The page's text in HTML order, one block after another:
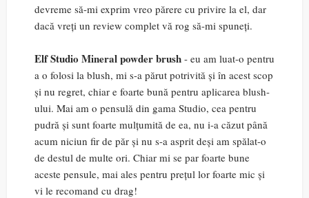
devreme să-mi exprim vreo părere cu privire la el, dar
dacă vreți un review complet vă rog să-mi spuneți.
Elf Studio Mineral powder brush - eu am luat-o pentru
a o folosi la blush, mi s-a părut potrivită și în acest scop
și nu regret, chiar e foarte bună pentru aplicarea blush-
ului. Mai am o pensulă din gama Studio, cea pentru
pudră și sunt foarte mulțumită de ea, nu i-a căzut până
acum niciun fir de păr și nu s-a asprit deși am spălat-o
de destul de multe ori. Chiar mi se par foarte bune
aceste pensule, mai ales pentru prețul lor foarte mic și
vi le recomand cu drag!